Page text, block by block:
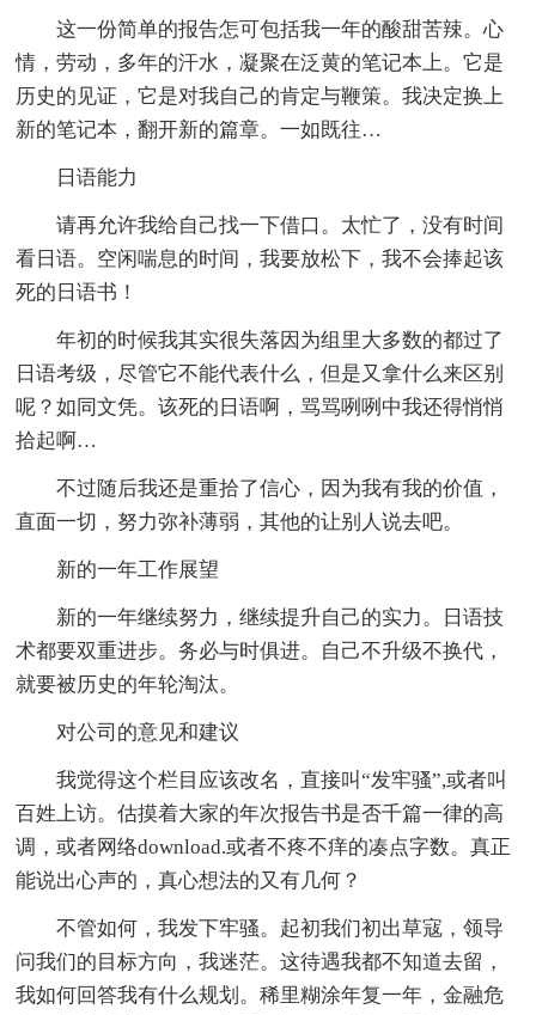
这一份简单的报告怎可包括我一年的酸甜苦辣。心
情，劳动，多年的汗水，凝聚在泛黄的笔记本上。它是
历史的见证，它是对我自己的肯定与鞭策。我决定换上
新的笔记本，翻开新的篇章。一如既往…
日语能力
请再允许我给自己找一下借口。太忙了，没有时间
看日语。空闲喘息的时间，我要放松下，我不会捧起该
死的日语书！
年初的时候我其实很失落因为组里大多数的都过了
日语考级，尽管它不能代表什么，但是又拿什么来区别
呢？如同文凭。该死的日语啊，骂骂咧咧中我还得悄悄
拾起啊…
不过随后我还是重拾了信心，因为我有我的价值，
直面一切，努力弥补薄弱，其他的让别人说去吧。
新的一年工作展望
新的一年继续努力，继续提升自己的实力。日语技
术都要双重进步。务必与时俱进。自己不升级不换代，
就要被历史的年轮淘汰。
对公司的意见和建议
我觉得这个栏目应该改名，直接叫“发牢骚”,或者叫
百姓上访。估摸着大家的年次报告书是否千篇一律的高
调，或者网络download.或者不疼不痒的凑点字数。真正
能说出心声的，真心想法的又有几何？
不管如何，我发下牢骚。起初我们初出草寇，领导
问我们的目标方向，我迷茫。这待遇我都不知道去留，
我如何回答我有什么规划。稀里糊涂年复一年，金融危